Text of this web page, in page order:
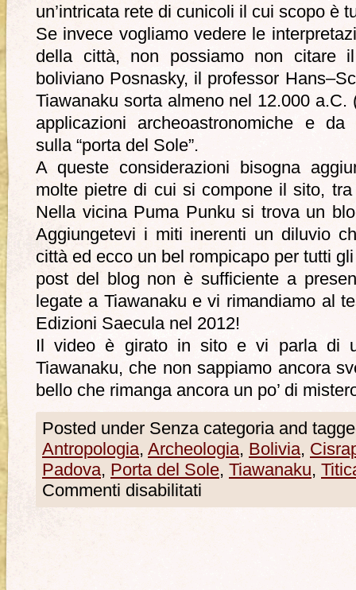
un’intricata rete di cunicoli il cui scopo è
Se invece vogliamo vedere le
della città, non possiamo non citare
boliviano Posnasky, il professor
Tiawanaku sorta almeno nel 12.000
applicazioni archeoastronomiche e
sulla “porta del Sole”.
A queste considerazioni bisogna
molte pietre di cui si compone il sito,
Nella vicina Puma Punku si trova un
Aggiungetevi i miti inerenti un diluvio
città ed ecco un bel rompicapo per tutti
post del blog non è sufficiente a
legate a Tiawanaku e vi rimandiamo al
Edizioni Saecula nel 2012!
Il video è girato in sito e vi parla di
Tiawanaku, che non sappiamo ancora
bello che rimanga ancora un po’ di
Posted under Senza categoria and
Antropologia, Archeologia, Bolivia,
Padova, Porta del Sole, Tiawanaku,
Commenti disabilitati